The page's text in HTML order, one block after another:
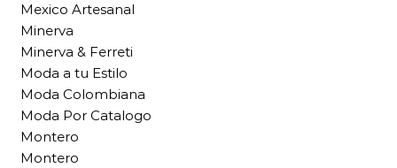
Mexico Artesanal
Minerva
Minerva & Ferreti
Moda a tu Estilo
Moda Colombiana
Moda Por Catalogo
Montero
Montero